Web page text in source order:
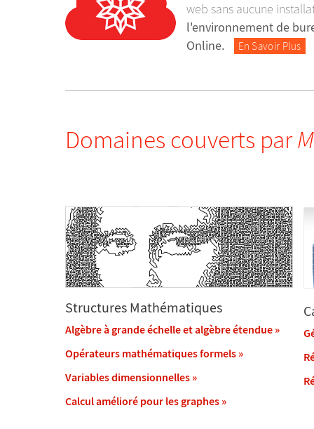
web sans aucune
l'environnement de
Online.
En Savoir Plus
Domaines couverts par
Structures Mathématiques
Algèbre à grande échelle et algèbre étendue »
Opérateurs mathématiques formels »
Variables dimensionnelles »
Calcul amélioré pour les graphes »